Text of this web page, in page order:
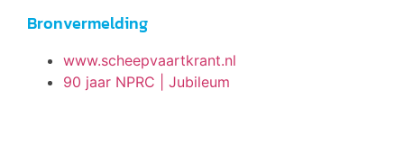
Bronvermelding
www.scheepvaartkrant.nl
90 jaar NPRC | Jubileum